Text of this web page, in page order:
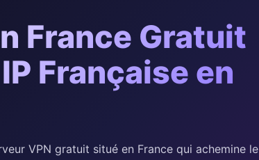
France Gratuit
Française en
VPN gratuit situé en France qui achemine le